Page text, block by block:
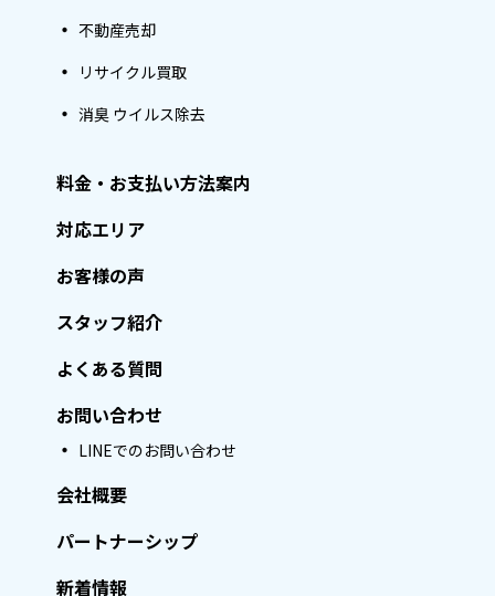
不動産売却
リサイクル買取
消臭 ウイルス除去
料金・お支払い方法案内
対応エリア
お客様の声
スタッフ紹介
よくある質問
お問い合わせ
LINEでのお問い合わせ
会社概要
パートナーシップ
新着情報